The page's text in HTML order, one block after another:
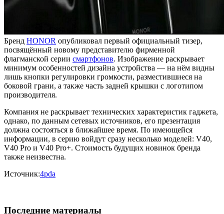
Бренд HONOR опубликовал первый официальный тизер,
посвящённый новому представителю фирменной
флагманской серии смартфонов. Изображение раскрывает
минимум особенностей дизайна устройства — на нём видны
лишь кнопки регулировки громкости, разместившиеся на
боковой грани, а также часть задней крышки с логотипом
производителя.
Компания не раскрывает технических характеристик гаджета,
однако, по данным сетевых источников, его презентация
должна состояться в ближайшее время. По имеющейся
информации, в серию войдут сразу несколько моделей: V40,
V40 Pro и V40 Pro+. Стоимость будущих новинок бренда
также неизвестна.
Источник:4pda
Последние материалы